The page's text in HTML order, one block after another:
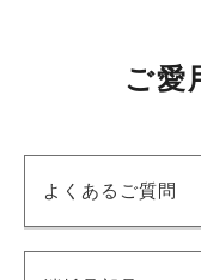
ご愛
よくあるご質問